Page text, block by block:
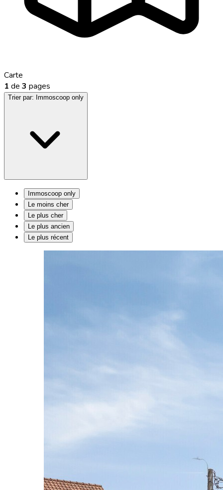
Carte
1 de 3 pages
Trier par: Immoscoop only
Immoscoop only
Le moins cher
Le plus cher
Le plus ancien
Le plus récent